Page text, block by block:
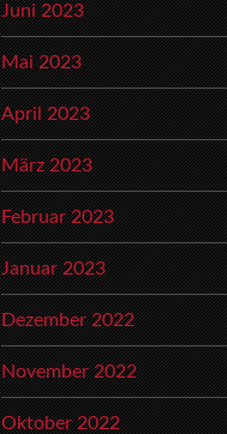
Juni 2023
Mai 2023
April 2023
März 2023
Februar 2023
Januar 2023
Dezember 2022
November 2022
Oktober 2022